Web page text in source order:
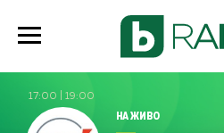
17:00 19:00
НА ЖИВО